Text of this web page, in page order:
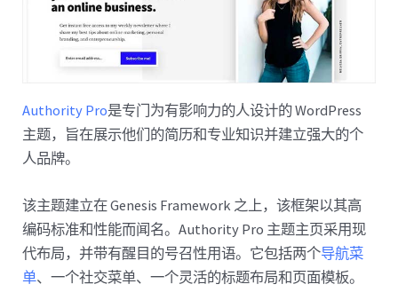
Authority Pro是专门为有影响力的人设计的 WordPress
主题，旨在展示他们的简历和专业知识并建立强大的个
人品牌。
该主题建立在 Genesis Framework 之上，该框架以其高
编码标准和性能而闻名。Authority Pro 主题主页采用现
代布局，并带有醒目的号召性用语。它包括两个导航菜
单、一个社交菜单、一个灵活的标题布局和页面模板。